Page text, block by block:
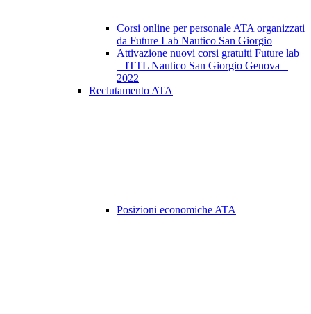
Corsi online per personale ATA organizzati
da Future Lab Nautico San Giorgio
Attivazione nuovi corsi gratuiti Future lab
– ITTL Nautico San Giorgio Genova –
2022
Reclutamento ATA
Posizioni economiche ATA